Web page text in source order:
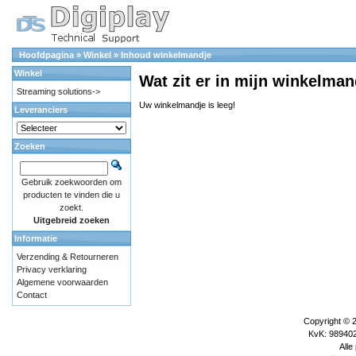
Hoofdpagina » Winkel » Inhoud winkelmandje
Wat zit er in mijn
Uw winkelmandje is leeg!
Winkel
Streaming solutions->
Leveranciers
Zoeken
Gebruik zoekwoorden om
producten te vinden die u
zoekt.
Uitgebreid zoeken
Informatie
Verzending & Retourneren
Privacy verklaring
Algemene voorwaarden
Contact
Copyright ©
KvK:
Alle